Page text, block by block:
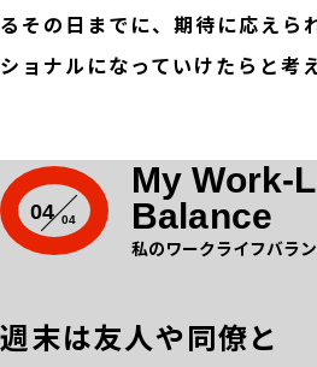
るその日までに、期待に応えら
ショナルになっていけたらと考
04
My Work-
Balance
私のワークライフバラ
週末は友人や同僚と